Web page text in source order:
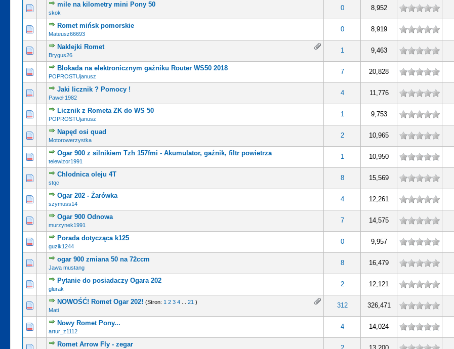
mile na kilometry mini Pony 50
skok
0 8,952
0 głosów - średnia ocena: 0 na 5 gwiazdek
12
Romet mińsk pomorskie
Mateusz66693
0 8,919
0 głosów - średnia ocena: 0 na 5 gwiazdek
Naklejki Romet
Brygus26
1 9,463
0 głosów - średnia ocena: 0 na 5 gwiazdek
Blokada na elektronicznym gaźniku Router WS50 2018
POPROSTUjanusz
7 20,828
0 głosów - średnia ocena: 0 na 5 gwiazdek
12345
Jaki licznik ? Pomocy !
Paweł 1982
4 11,776
0 głosów - średnia ocena: 0 na 5 gwiazdek
Licznik z Rometa ZK do WS 50
POPROSTUjanusz
1 9,753
0 głosów - średnia ocena: 0 na 5 gwiazdek
12
Napęd osi quad
Motorowerzystka
2 10,965
0 głosów - średnia ocena: 0 na 5 gwiazdek
Ogar 900 z silnikiem Tzh 157fmi - Akumulator, gaźnik, filtr powietrza
telewizor1991
1 10,950
0 głosów - średnia ocena: 0 na 5 gwiazdek
12345
Chlodnica oleju 4T
stqc
8 15,569
0 głosów - średnia ocena: 0 na 5 gwiazdek
Ogar 202 - Żarówka
szymuss14
4 12,261
0 głosów - średnia ocena: 0 na 5 gwiazdek
Ogar 900 Odnowa
murzynek1991
7 14,575
0 głosów - średnia ocena: 0 na 5 gwiazdek
Porada dotycząca k125
guzik1244
0 9,957
0 głosów - średnia ocena: 0 na 5 gwiazdek
ogar 900 zmiana 50 na 72ccm
Jawa mustang
8 16,479
0 głosów - średnia ocena: 0 na 5 gwiazdek
1
Pytanie do posiadaczy Ogara 202
glurak
2 12,121
0 głosów - średnia ocena: 0 na 5 gwiazdek
1234
NOWOŚĆ! Romet Ogar 202! (Stron:1 2 3 4 ...21 )
Mati
312 326,471
0 głosów - średnia ocena: 0 na 5 gwiazdek
12345
Nowy Romet Pony...
artur_z1112
4 14,024
0 głosów - średnia ocena: 0 na 5 gwiazdek
Romet Arrow Fly - zegar